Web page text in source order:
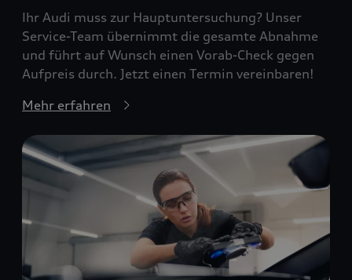
Ihr Audi muss zur Hauptuntersuchung? Unser
Service-Team übernimmt die gesamte Abnahme
und führt auf Wunsch einen Vorab-Check gegen
Aufpreis durch. Jetzt einen Termin vereinbaren!
Mehr erfahren